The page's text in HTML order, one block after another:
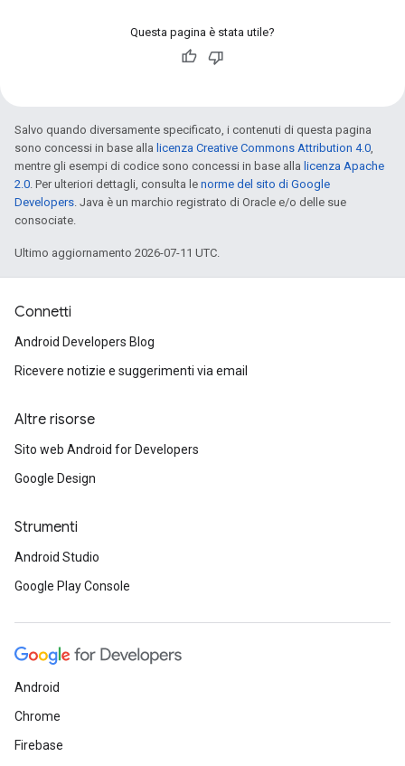
Questa pagina è stata utile?
Salvo quando diversamente specificato, i contenuti di questa pagina
sono concessi in base alla licenza Creative Commons Attribution 4.0,
mentre gli esempi di codice sono concessi in base alla licenza Apache
2.0. Per ulteriori dettagli, consulta le norme del sito di Google
Developers. Java è un marchio registrato di Oracle e/o delle sue
consociate.
Ultimo aggiornamento 2026-07-11 UTC.
Connetti
Android Developers Blog
Ricevere notizie e suggerimenti via email
Altre risorse
Sito web Android for Developers
Google Design
Strumenti
Android Studio
Google Play Console
Android
Chrome
Firebase